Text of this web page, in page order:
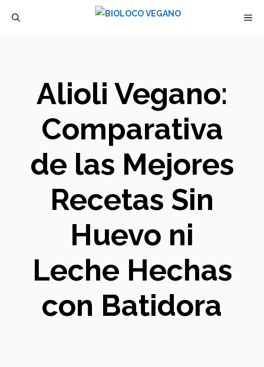
Alioli Vegano:
Comparativa
de las Mejores
Recetas Sin
Huevo ni
Leche Hechas
con Batidora